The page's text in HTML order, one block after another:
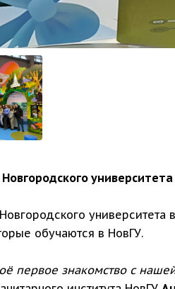
Новгородского
университета
обучаются в НовГУ.
первое знакомство с